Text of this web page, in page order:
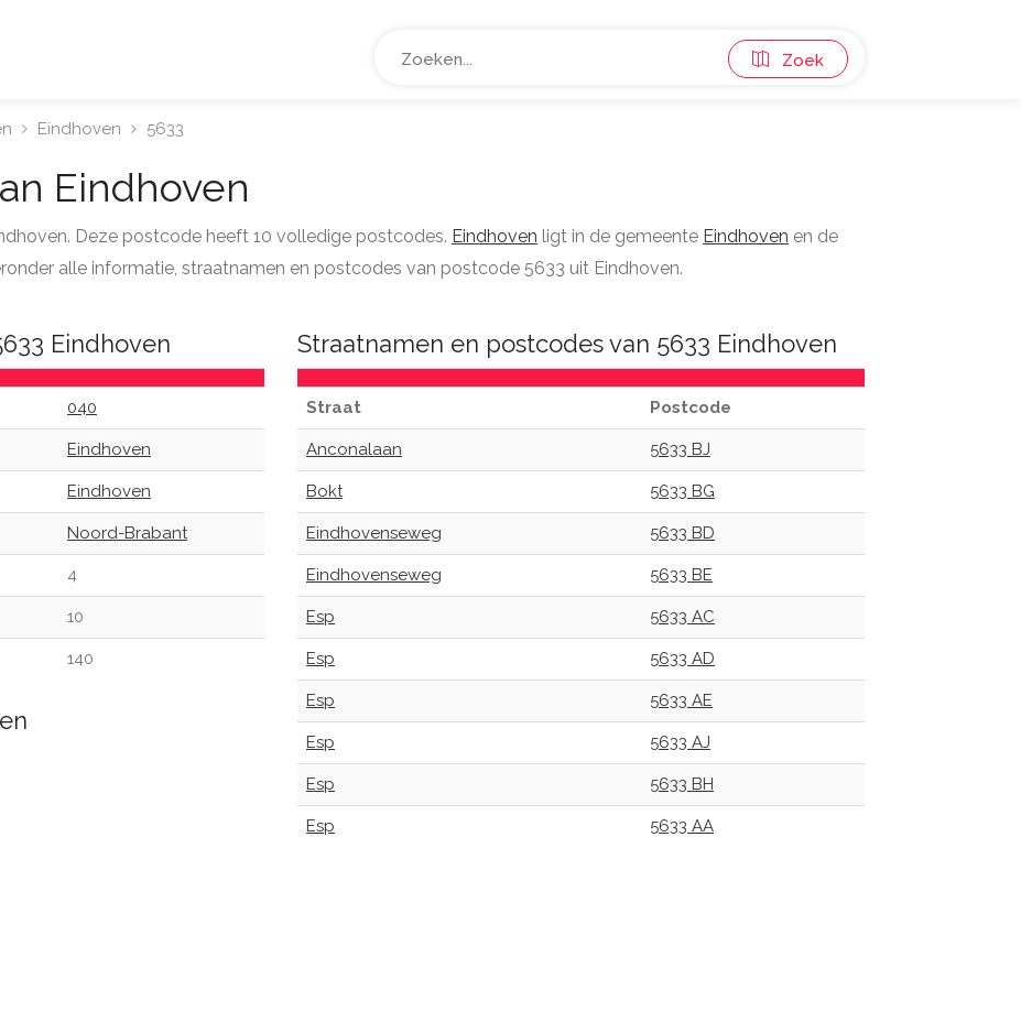
Zoek
Eindhoven 5633
Eindhoven
Deze postcode heeft 10 volledige postcodes. Eindhoven ligt in de gemeente Eindhoven en de
alle informatie, straatnamen en postcodes van postcode 5633 uit Eindhoven.
Eindhoven
040
Eindhoven
Eindhoven
Noord-Brabant
4
10
140
Straatnamen en postcodes van 5633 Eindhoven
Straat Postcode
Anconalaan 5633 BJ
Bokt 5633 BG
Eindhovenseweg 5633 BD
Eindhovenseweg 5633 BE
Esp 5633 AC
Esp 5633 AD
Esp 5633 AE
Esp 5633 AJ
Esp 5633 BH
Esp 5633 AA